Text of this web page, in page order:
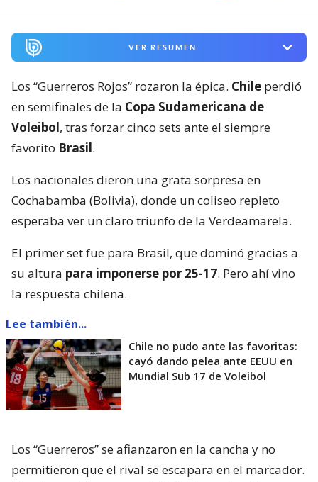
VER RESUMEN
Los “Guerreros Rojos” rozaron la épica. Chile perdió
en semifinales de la Copa Sudamericana de
Voleibol, tras forzar cinco sets ante el siempre
favorito Brasil.
Los nacionales dieron una grata sorpresa en
Cochabamba (Bolivia), donde un coliseo repleto
esperaba ver un claro triunfo de la Verdeamarela.
El primer set fue para Brasil, que dominó gracias a
su altura para imponerse por 25-17. Pero ahí vino
la respuesta chilena.
Lee también...
Chile no pudo ante las favoritas:
cayó dando pelea ante EEUU en
Mundial Sub 17 de Voleibol
Los “Guerreros” se afianzaron en la cancha y no
permitieron que el rival se escapara en el marcador.